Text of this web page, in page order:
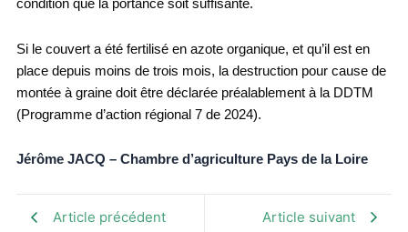
condition que la portance soit suffisante.
Si le couvert a été fertilisé en azote organique, et qu’il est en
place depuis moins de trois mois, la destruction pour cause de
montée à graine doit être déclarée préalablement à la DDTM
(Programme d’action régional 7 de 2024).
Jérôme JACQ – Chambre d’agriculture Pays de la Loire
Article précédent Article suivant